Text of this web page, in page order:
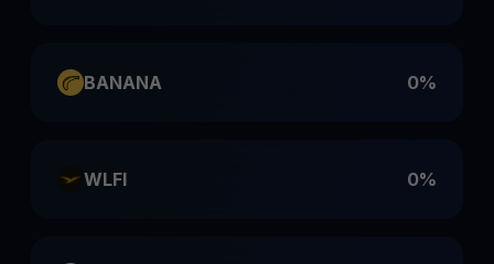
BANANA 0%
WLFI 0%